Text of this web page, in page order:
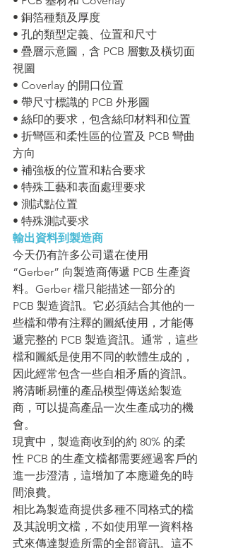
• 銅箔種類及厚度
• 孔的類型定義、位置和尺寸
• 疊層示意圖，含 PCB 層數及橫切面
視圖
• Coverlay 的開口位置
• 帶尺寸標識的 PCB 外形圖
• 絲印的要求，包含絲印材料和位置
• 折彎區和柔性區的位置及 PCB 彎曲
方向
• 補強板的位置和粘合要求
• 特殊工藝和表面處理要求
• 測試點位置
• 特殊測試要求
輸出資料到製造商
今天仍有許多公司還在使用
“Gerber” 向製造商傳遞 PCB 生產資
料。Gerber 檔只能描述一部分的
PCB 製造資訊。它必須結合其他的一
些檔和帶有注釋的圖紙使用，才能傳
遞完整的 PCB 製造資訊。通常，這些
檔和圖紙是使用不同的軟體生成的，
因此經常包含一些自相矛盾的資訊。
將清晰易懂的產品模型傳送給製造
商，可以提高產品一次生產成功的機
會。
現實中，製造商收到的約 80% 的柔
性 PCB 的生產文檔都需要經過客戶的
進一步澄清，這增加了本應避免的時
間浪費。
相比為製造商提供多種不同格式的檔
及其說明文檔，不如使用單一資料格
式來傳達製造所需的全部資訊。這不